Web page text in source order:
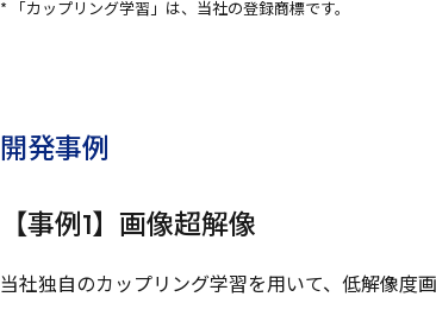
* 「カップリング学習」は、当社の登録商標です。
開発事例
【事例1】画像超解像
当社独自のカップリング学習を用いて、低解像度